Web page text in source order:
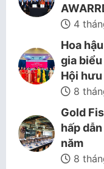
4
Hoa
gia
Hội
8
Gold
hấp
năm
8